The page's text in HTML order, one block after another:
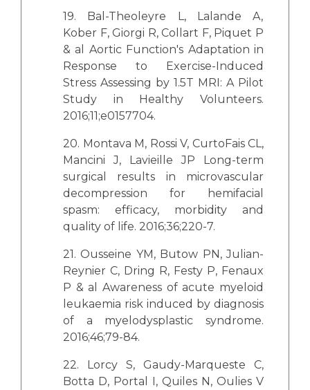
19. Bal-Theoleyre L, Lalande A,
Kober F, Giorgi R, Collart F, Piquet P
& al Aortic Function's Adaptation in
Response to Exercise-Induced
Stress Assessing by 1.5T MRI: A Pilot
Study in Healthy Volunteers.
2016;11;e0157704.
20. Montava M, Rossi V, CurtoFais CL,
Mancini J, Lavieille JP Long-term
surgical results in microvascular
decompression for hemifacial
spasm: efficacy, morbidity and
quality of life. 2016;36;220-7.
21. Ousseine YM, Butow PN, Julian-
Reynier C, Dring R, Festy P, Fenaux
P & al Awareness of acute myeloid
leukaemia risk induced by diagnosis
of a myelodysplastic syndrome.
2016;46;79-84.
22. Lorcy S, Gaudy-Marqueste C,
Botta D, Portal I, Quiles N, Oulies V